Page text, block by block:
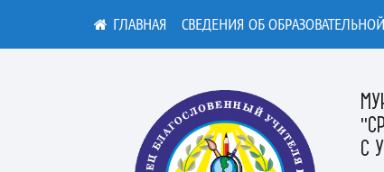
С
СВЕДЕНИЯ ОБ